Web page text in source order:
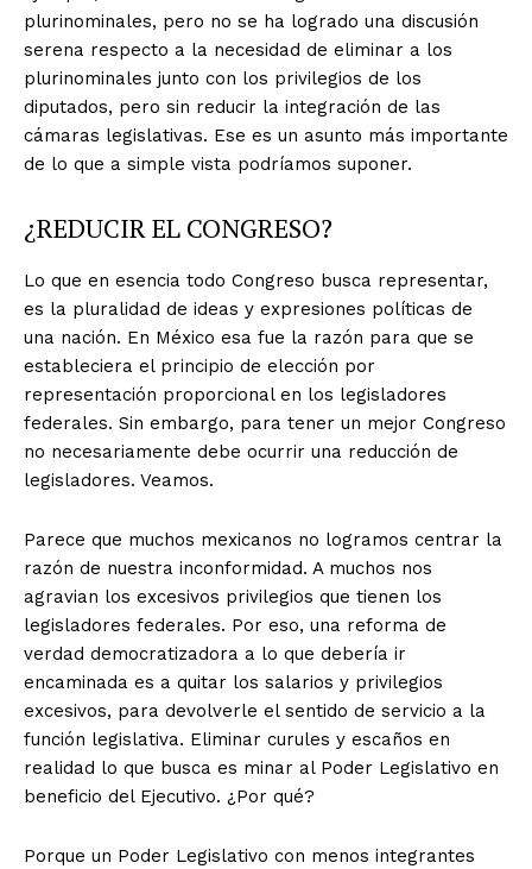
+ Todas las formas de lucha, potencialmente enlazadas
plurinominales, pero no se ha logrado una discusión
serena respecto a la necesidad de eliminar a los
plurinominales junto con los privilegios de los
diputados, pero sin reducir la integración de las
cámaras legislativas. Ese es un asunto más importante
de lo que a simple vista podríamos suponer.
¿REDUCIR EL CONGRESO?
Lo que en esencia todo Congreso busca representar,
es la pluralidad de ideas y expresiones políticas de
una nación. En México esa fue la razón para que se
estableciera el principio de elección por
representación proporcional en los legisladores
federales. Sin embargo, para tener un mejor Congreso
no necesariamente debe ocurrir una reducción de
legisladores. Veamos.
Parece que muchos mexicanos no logramos centrar la
razón de nuestra inconformidad. A muchos nos
agravian los excesivos privilegios que tienen los
legisladores federales. Por eso, una reforma de
verdad democratizadora a lo que debería ir
encaminada es a quitar los salarios y privilegios
excesivos, para devolverle el sentido de servicio a la
función legislativa. Eliminar curules y escaños en
realidad lo que busca es minar al Poder Legislativo en
beneficio del Ejecutivo. ¿Por qué?
Porque un Poder Legislativo con menos integrantes